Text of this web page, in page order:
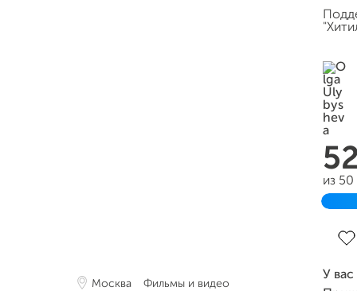
Москва Фильмы и видео
из
У